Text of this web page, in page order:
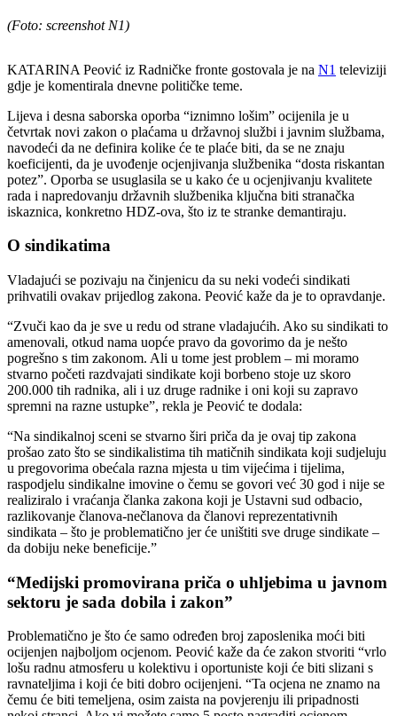
(Foto: screenshot N1)
KATARINA Peović iz Radničke fronte gostovala je na N1 televiziji
gdje je komentirala dnevne političke teme.
Lijeva i desna saborska oporba “iznimno lošim” ocijenila je u
četvrtak novi zakon o plaćama u državnoj službi i javnim službama,
navodeći da ne definira kolike će te plaće biti, da se ne znaju
koeficijenti, da je uvođenje ocjenjivanja službenika “dosta riskantan
potez”. Oporba se usuglasila se u kako će u ocjenjivanju kvalitete
rada i napredovanju državnih službenika ključna biti stranačka
iskaznica, konkretno HDZ-ova, što iz te stranke demantiraju.
O sindikatima
Vladajući se pozivaju na činjenicu da su neki vodeći sindikati
prihvatili ovakav prijedlog zakona. Peović kaže da je to opravdanje.
“Zvuči kao da je sve u redu od strane vladajućih. Ako su sindikati to
amenovali, otkud nama uopće pravo da govorimo da je nešto
pogrešno s tim zakonom. Ali u tome jest problem – mi moramo
stvarno početi razdvajati sindikate koji borbeno stoje uz skoro
200.000 tih radnika, ali i uz druge radnike i oni koji su zapravo
spremni na razne ustupke”, rekla je Peović te dodala:
“Na sindikalnoj sceni se stvarno širi priča da je ovaj tip zakona
prošao zato što se sindikalistima tih matičnih sindikata koji sudjeluju
u pregovorima obećala razna mjesta u tim vijećima i tijelima,
raspodjelu sindikalne imovine o čemu se govori već 30 god i nije se
realiziralo i vraćanja članka zakona koji je Ustavni sud odbacio,
razlikovanje članova-nečlanova da članovi reprezentativnih
sindikata – što je problematično jer će uništiti sve druge sindikate –
da dobiju neke beneficije.”
“Medijski promovirana priča o uhljebima u javnom
sektoru je sada dobila i zakon”
Problematično je što će samo određen broj zaposlenika moći biti
ocijenjen najboljom ocjenom. Peović kaže da će zakon stvoriti “vrlo
lošu radnu atmosferu u kolektivu i oportuniste koji će biti slizani s
ravnateljima i koji će biti dobro ocijenjeni. “Ta ocjena ne znamo na
čemu će biti temeljena, osim zaista na povjerenju ili pripadnosti